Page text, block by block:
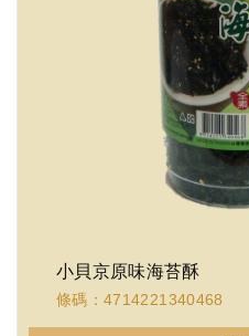
小貝京原味海苔酥
條碼：4714221340468